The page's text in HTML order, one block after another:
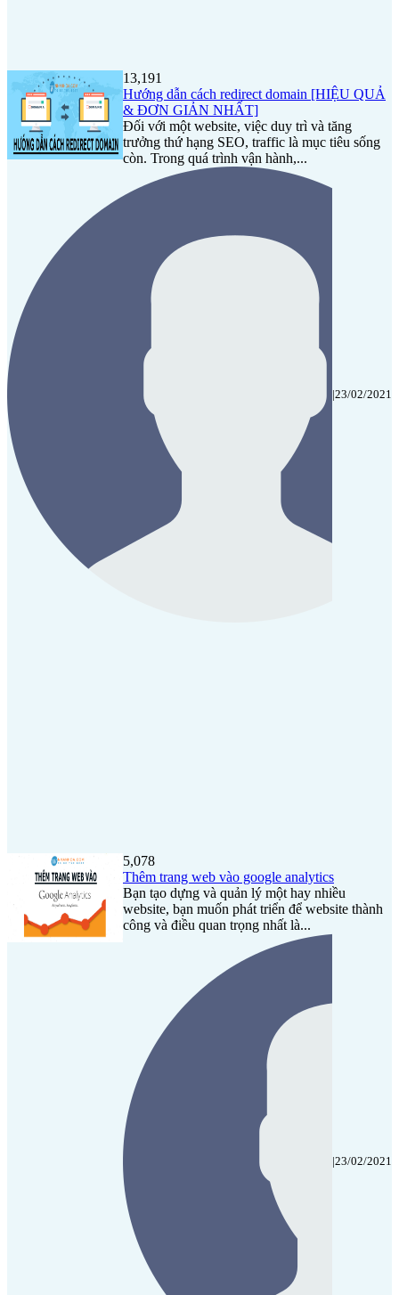
13,191
Hướng dẫn cách redirect domain [HIỆU QUẢ
& ĐƠN GIẢN NHẤT]
Đối với một website, việc duy trì và tăng
trưởng thứ hạng SEO, traffic là mục tiêu sống
còn. Trong quá trình vận hành,...
|23/02/2021
5,078
Thêm trang web vào google analytics
Bạn tạo dựng và quản lý một hay nhiều
website, bạn muốn phát triển để website thành
công và điều quan trọng nhất là...
|23/02/2021